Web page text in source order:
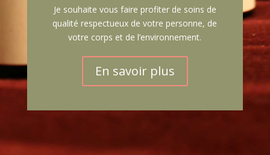
Je souhaite vous faire profiter de soins de
qualité respectueux de votre personne, de
votre corps et de l’environnement.
En savoir plus